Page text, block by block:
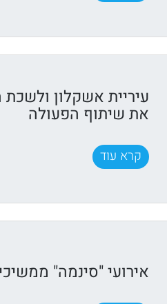
עיריית אשקלון
את שיתוף הפעולה
קרא עוד
אירועי "סינמה"